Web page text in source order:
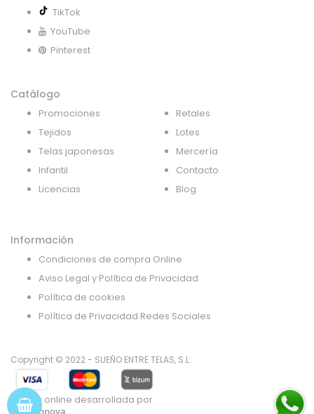
TikTok
YouTube
Pinterest
Catálogo
Promociones
Tejidos
Telas japonesas
Infantil
Licencias
Retales
Lotes
Mercería
Contacto
Blog
Información
Condiciones de compra Online
Aviso Legal y Política de Privacidad
Política de cookies
Política de Privacidad Redes Sociales
Copyright © 2022 - SUEÑO ENTRE TELAS, S.L.
Tienda online desarrollada por
Gsoft Innova